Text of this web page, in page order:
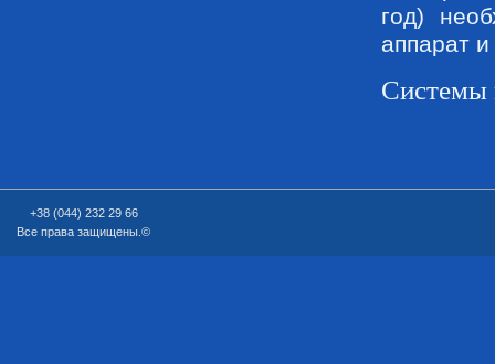
год)
аппарат
Системы
+38 (044) 232 29 66
Все права защищены.©